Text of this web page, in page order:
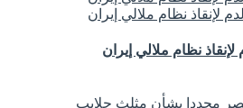
نظام ملالي إيران